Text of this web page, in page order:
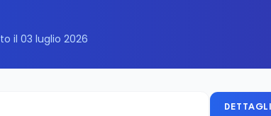
il 03 luglio 2026